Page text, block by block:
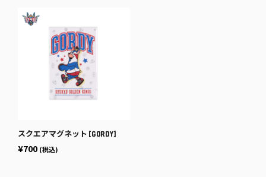
スクエアマグネット [GORDY]
¥700 (税込)